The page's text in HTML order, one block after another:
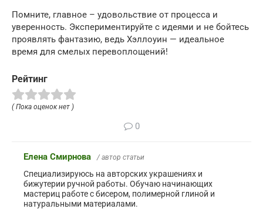
Помните, главное – удовольствие от процесса и
уверенность. Экспериментируйте с идеями и не бойтесь
проявлять фантазию, ведь Хэллоуин — идеальное
время для смелых перевоплощений!
Рейтинг
( Пока оценок нет )
0
Елена Смирнова / автор статьи
Специализируюсь на авторских украшениях и
бижутерии ручной работы. Обучаю начинающих
мастериц работе с бисером, полимерной глиной и
натуральными материалами.